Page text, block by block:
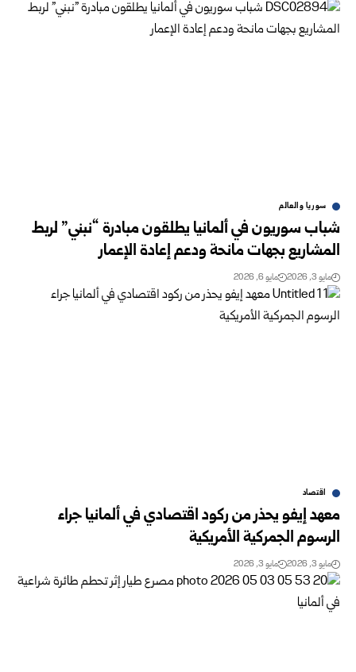
سوريا والعالم
شباب سوريون في ألمانيا يطلقون مبادرة “نبني” لربط
المشاريع بجهات مانحة ودعم إعادة الإعمار
مايو 3, 2026 مايو 6, 2026
اقتصاد
معهد إيفو يحذر من ركود اقتصادي في ألمانيا جراء
الرسوم الجمركية الأمريكية
مايو 3, 2026 مايو 3, 2026